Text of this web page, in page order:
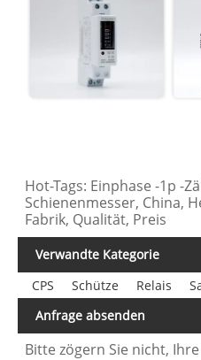
Hot-Tags: Einphase -1p -
Schienenmesser, China,
Fabrik, Qualität, Preis
Verwandte Kategorie
CPS
Schütze Relais
Anfrage absenden
Bitte zögern Sie nicht,